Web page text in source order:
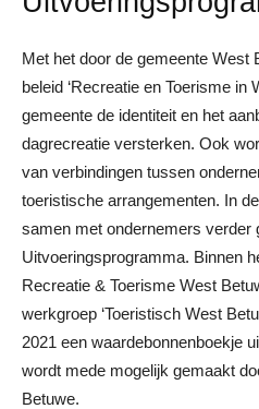
Met het door de gemeente West
beleid ‘Recreatie en Toerisme in
gemeente de identiteit en het
dagrecreatie versterken. Ook
van verbindingen tussen
toeristische arrangementen. In
samen met ondernemers verder
Uitvoeringsprogramma. Binnen
Recreatie & Toerisme West
werkgroep ‘Toeristisch West
2021 een waardebonnenboekje
wordt mede mogelijk gemaakt
Betuwe.